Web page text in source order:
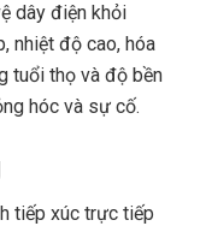
dây điện khỏi
nhiệt độ cao, hóa
tuổi thọ và độ bền
hóc và sự cố.
tiếp xúc trực tiếp